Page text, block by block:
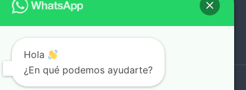
Hola
¿En qué podemos ayudarte?